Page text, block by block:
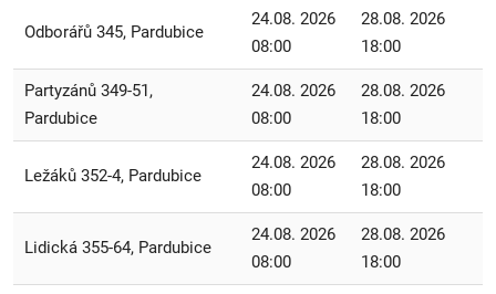
Odborářů 345, Pardubice
24.08. 2026
08:00
28.08. 2026
18:00
Partyzánů 349-51,
Pardubice
24.08. 2026
08:00
28.08. 2026
18:00
Ležáků 352-4, Pardubice
24.08. 2026
08:00
28.08. 2026
18:00
Lidická 355-64, Pardubice
24.08. 2026
08:00
28.08. 2026
18:00